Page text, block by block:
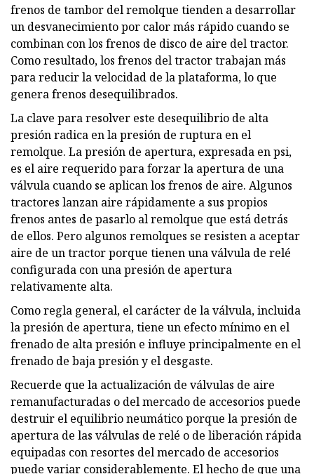
frenos de tambor del remolque tienden a desarrollar
un desvanecimiento por calor más rápido cuando se
combinan con los frenos de disco de aire del tractor.
Como resultado, los frenos del tractor trabajan más
para reducir la velocidad de la plataforma, lo que
genera frenos desequilibrados.
La clave para resolver este desequilibrio de alta
presión radica en la presión de ruptura en el
remolque. La presión de apertura, expresada en psi,
es el aire requerido para forzar la apertura de una
válvula cuando se aplican los frenos de aire. Algunos
tractores lanzan aire rápidamente a sus propios
frenos antes de pasarlo al remolque que está detrás
de ellos. Pero algunos remolques se resisten a aceptar
aire de un tractor porque tienen una válvula de relé
configurada con una presión de apertura
relativamente alta.
Como regla general, el carácter de la válvula, incluida
la presión de apertura, tiene un efecto mínimo en el
frenado de alta presión e influye principalmente en el
frenado de baja presión y el desgaste.
Recuerde que la actualización de válvulas de aire
remanufacturadas o del mercado de accesorios puede
destruir el equilibrio neumático porque la presión de
apertura de las válvulas de relé o de liberación rápida
equipadas con resortes del mercado de accesorios
puede variar considerablemente. El hecho de que una